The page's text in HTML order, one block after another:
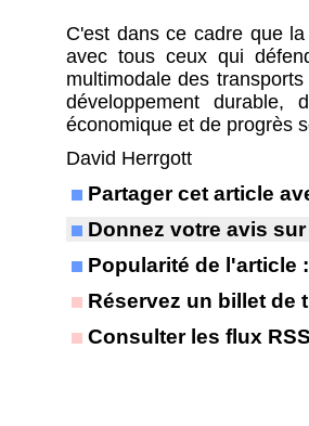
C'est dans ce cadre que
avec tous ceux qui
multimodale des
développement durable,
économique et de progrès
David Herrgott
Partager cet article
Donnez votre avis
Popularité de l'article
Réservez un billet de
Consulter les flux